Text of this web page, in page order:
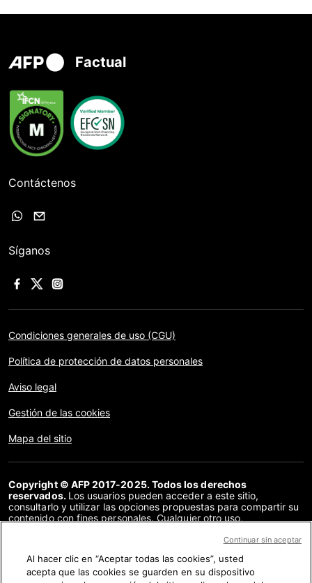
Factual
Contáctenos
Síganos
Condiciones generales de uso (CGU)
Política de protección de datos personales
Aviso legal
Gestión de las cookies
Mapa del sitio
Copyright © AFP 2017-2025. Todos los derechos
reservados. Los usuarios pueden acceder a este sitio,
consultarlo y utilizar las opciones propuestas para compartir su
contenido con fines personales. Cualquier otro uso,
distribución del contenido de este sitio, en su totalidad o en
acuerdo específico firmado con la AFP, está estrictamente
prohibido. Los elementos analizados en cada verificación se
Al hacer clic en “Aceptar todas las cookies”, usted
acepta que las cookies se guarden en su dispositivo
Continuar sin aceptar